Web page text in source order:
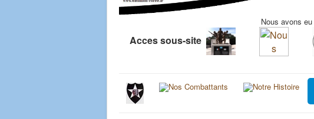
Nous avons eu
Acces sous-site